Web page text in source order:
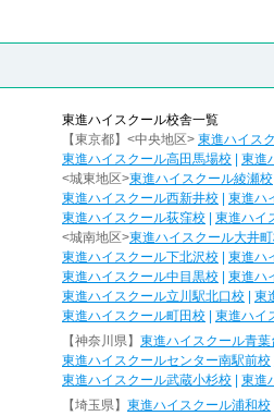
東進ハイスクール校舎一覧
【東京都】<中央地区> 東進ハイス
東進ハイスクール高田馬場校
東進
<城東地区>東進ハイスクール綾瀬校
東進ハイスクール西新井校
東進ハ
東進ハイスクール荻窪校
東進ハイ
<城南地区>東進ハイスクール大井
東進ハイスクール下北沢校
東進ハ
東進ハイスクール中目黒校
東進ハ
東進ハイスクール立川駅北口校
東
東進ハイスクール町田校
東進ハイ
【神奈川県】 東進ハイスクール青葉
東進ハイスクールセンター南駅前校
東進ハイスクール武蔵小杉校
東進
【埼玉県】 東進ハイスクール浦和校